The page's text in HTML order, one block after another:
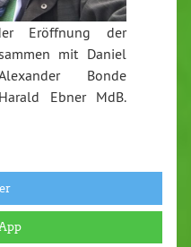
Eröffnung der
mit Daniel
Bonde
Ebner MdB.